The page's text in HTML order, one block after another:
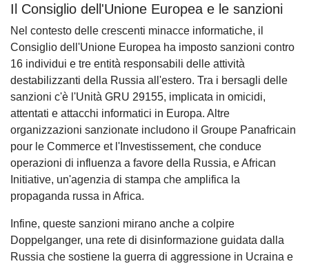
Il Consiglio dell'Unione Europea e le sanzioni
Nel contesto delle crescenti minacce informatiche, il
Consiglio dell'Unione Europea ha imposto sanzioni contro
16 individui e tre entità responsabili delle attività
destabilizzanti della Russia all'estero. Tra i bersagli delle
sanzioni c'è l'Unità GRU 29155, implicata in omicidi,
attentati e attacchi informatici in Europa. Altre
organizzazioni sanzionate includono il Groupe Panafricain
pour le Commerce et l'Investissement, che conduce
operazioni di influenza a favore della Russia, e African
Initiative, un'agenzia di stampa che amplifica la
propaganda russa in Africa.
Infine, queste sanzioni mirano anche a colpire
Doppelganger, una rete di disinformazione guidata dalla
Russia che sostiene la guerra di aggressione in Ucraina e